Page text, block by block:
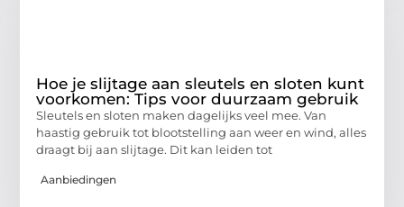
Hoe je slijtage aan sleutels en sloten kunt
voorkomen: Tips voor duurzaam gebruik
Sleutels en sloten maken dagelijks veel mee. Van
haastig gebruik tot blootstelling aan weer en wind, alles
draagt bij aan slijtage. Dit kan leiden tot
Aanbiedingen